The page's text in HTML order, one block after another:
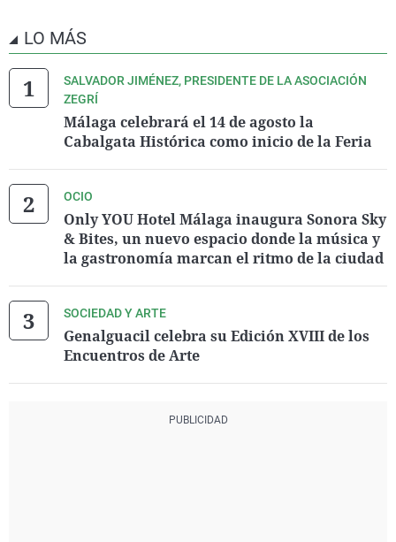
LO MÁS
SALVADOR JIMÉNEZ, PRESIDENTE DE LA ASOCIACIÓN
ZEGRÍ
Málaga celebrará el 14 de agosto la
Cabalgata Histórica como inicio de la Feria
OCIO
Only YOU Hotel Málaga inaugura Sonora Sky
& Bites, un nuevo espacio donde la música y
la gastronomía marcan el ritmo de la ciudad
SOCIEDAD Y ARTE
Genalguacil celebra su Edición XVIII de los
Encuentros de Arte